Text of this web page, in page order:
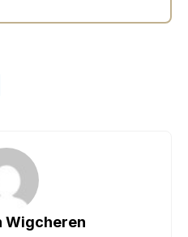
gr
a
m
Wigcheren